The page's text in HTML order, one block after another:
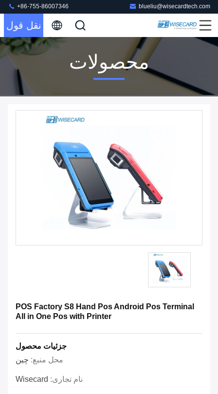
blueliu@wisecardtech.com
+86-755-86007346
نقل قول
محصولات
POS Factory S8 Hand Pos Android Pos Terminal
All in One Pos with Printer
جزئیات محصول
محل منبع: چین
نام تجاری: Wisecard